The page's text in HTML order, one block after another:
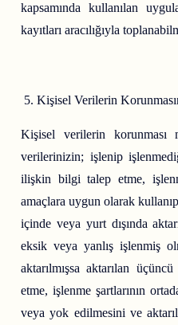
kapsamında kullanılan
kayıtları aracılığıyla
Kişisel Verilerin
Kişisel verilerin korunması
verilerinizin; işlenip
ilişkin bilgi talep etme,
amaçlara uygun olarak
içinde veya yurt dışında
eksik veya yanlış işlenmiş
aktarılmışsa aktarılan
etme, işlenme şartlarının
veya yok edilmesini ve